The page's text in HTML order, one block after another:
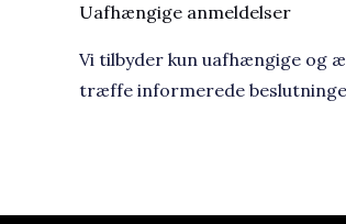
Uafhængige anmeldelser​
Vi tilbyder kun uafhængige og
træffe informerede